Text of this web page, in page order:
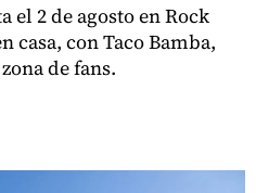
el 2 de agosto en Rock
casa, con Taco Bamba,
de fans.